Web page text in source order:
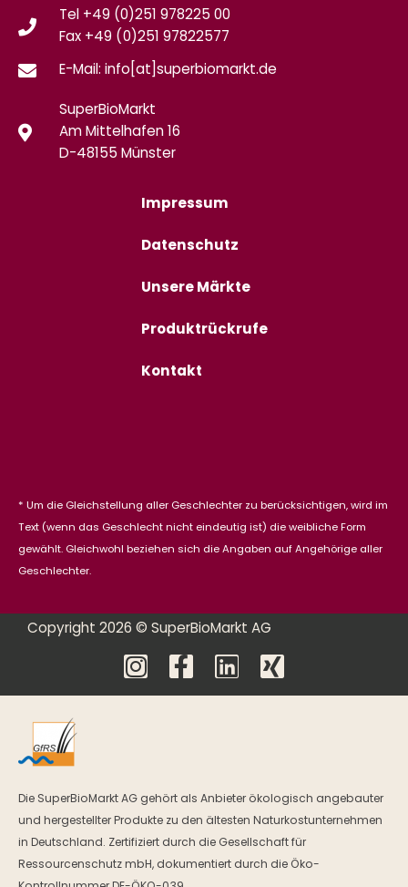
Tel +49 (0)251 978225 00
Fax +49 (0)251 97822577
E-Mail: info[at]superbiomarkt.de
SuperBioMarkt
Am Mittelhafen 16
D-48155 Münster
Impressum
Datenschutz
Unsere Märkte
Produktrückrufe
Kontakt
* Um die Gleichstellung aller Geschlechter zu berücksichtigen, wird im
Text (wenn das Geschlecht nicht eindeutig ist) die weibliche Form
gewählt. Gleichwohl beziehen sich die Angaben auf Angehörige aller
Geschlechter.
Copyright 2026 © SuperBioMarkt AG
Die SuperBioMarkt AG gehört als Anbieter ökologisch angebauter
und hergestellter Produkte zu den ältesten Naturkostunternehmen
in Deutschland. Zertifiziert durch die Gesellschaft für
Ressourcenschutz mbH, dokumentiert durch die Öko-